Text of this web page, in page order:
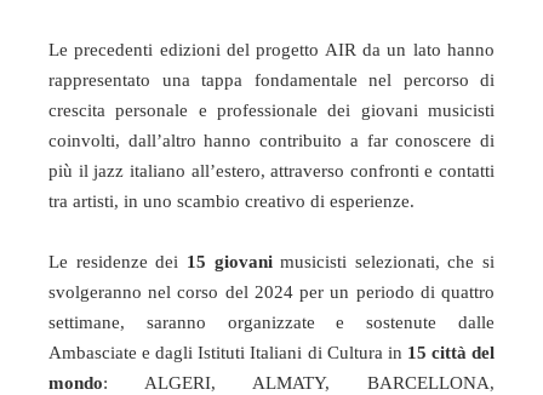
Le precedenti edizioni del progetto AIR da un lato hanno
rappresentato una tappa fondamentale nel percorso di
crescita personale e professionale dei giovani musicisti
coinvolti, dall’altro hanno contribuito a far conoscere di
più il jazz italiano all’estero, attraverso confronti e contatti
tra artisti, in uno scambio creativo di esperienze.
Le residenze dei 15 giovanimusicisti selezionati, che si
svolgeranno nel corso del 2024 per un periodo di quattro
settimane, saranno organizzate e sostenute dalle
Ambasciate e dagli Istituti Italiani di Cultura in 15 città del
mondo: ALGERI, ALMATY, BARCELLONA,